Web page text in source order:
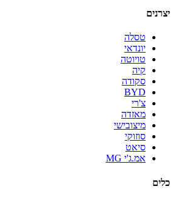
יצרנים
טסלה
יונדאי
טויוטה
קיה
סקודה
BYD
צ'רי
מאזדה
מיצובישי
סוזוקי
סיאט
אמ.ג'י MG
כלים